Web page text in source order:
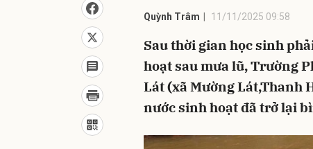
Quỳnh Trâm 11/11/2025 09:58
Sau thời gian học sinh
hoạt sau mưa lũ, Trường
Lát (xã Mường Lát,Thanh
nước sinh hoạt đã trở lại